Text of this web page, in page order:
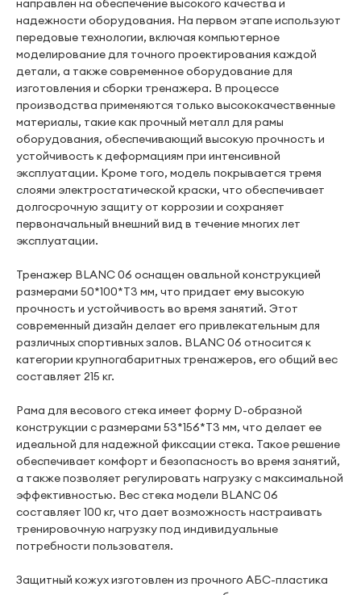
направлен на обеспечение высокого качества и
надежности оборудования. На первом этапе используют
передовые технологии, включая компьютерное
моделирование для точного проектирования каждой
детали, а также современное оборудование для
изготовления и сборки тренажера. В процессе
производства применяются только высококачественные
материалы, такие как прочный металл для рамы
оборудования, обеспечивающий высокую прочность и
устойчивость к деформациям при интенсивной
эксплуатации. Кроме того, модель покрывается тремя
слоями электростатической краски, что обеспечивает
долгосрочную защиту от коррозии и сохраняет
первоначальный внешний вид в течение многих лет
эксплуатации.
Тренажер BLANC 06 оснащен овальной конструкцией
размерами 50*100*T3 мм, что придает ему высокую
прочность и устойчивость во время занятий. Этот
современный дизайн делает его привлекательным для
различных спортивных залов. BLANC 06 относится к
категории крупногабаритных тренажеров, его общий вес
составляет 215 кг.
Рама для весового стека имеет форму D-образной
конструкции с размерами 53*156*T3 мм, что делает ее
идеальной для надежной фиксации стека. Такое решение
обеспечивает комфорт и безопасность во время занятий,
а также позволяет регулировать нагрузку с максимальной
эффективностью. Вес стека модели BLANC 06
составляет 100 кг, что дает возможность настраивать
тренировочную нагрузку под индивидуальные
потребности пользователя.
Защитный кожух изготовлен из прочного АБС-пластика